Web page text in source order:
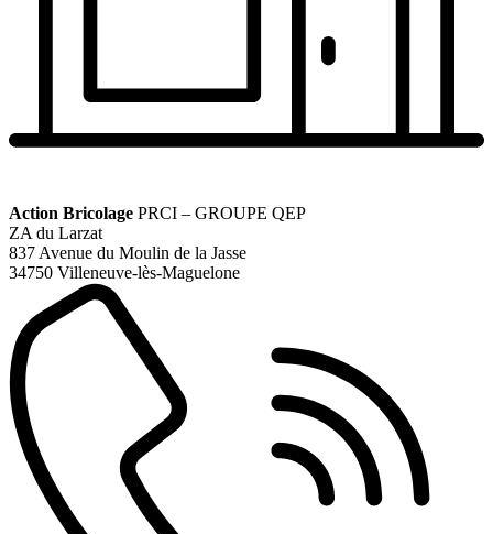
Action Bricolage PRCI – GROUPE QEP
ZA du Larzat
837 Avenue du Moulin de la Jasse
34750 Villeneuve-lès-Maguelone